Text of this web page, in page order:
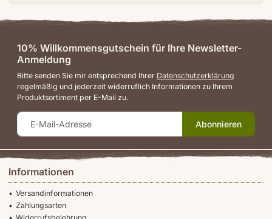
Informationen
Versandinformationen
Zahlungsarten
10% Willkommensgutschein für Ihre Newsletter-
Anmeldung
Bitte senden Sie mir entsprechend Ihrer Datenschutzerklärung
regelmäßig und jederzeit widerruflich Informationen zu Ihrem
Produktsortiment per E-Mail zu.
Abonnieren